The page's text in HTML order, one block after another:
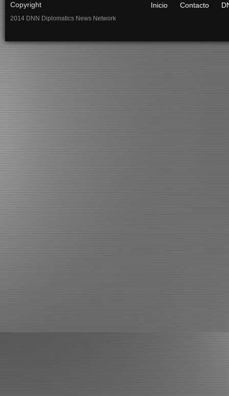
Copyright
2014 DNN Diplomatics News Network
Inicio Contacto